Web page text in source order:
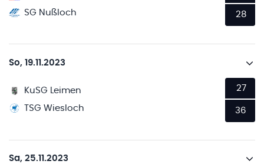
SG Nußloch
28
So, 19.11.2023
KuSG Leimen
TSG Wiesloch
27
36
Sa, 25.11.2023